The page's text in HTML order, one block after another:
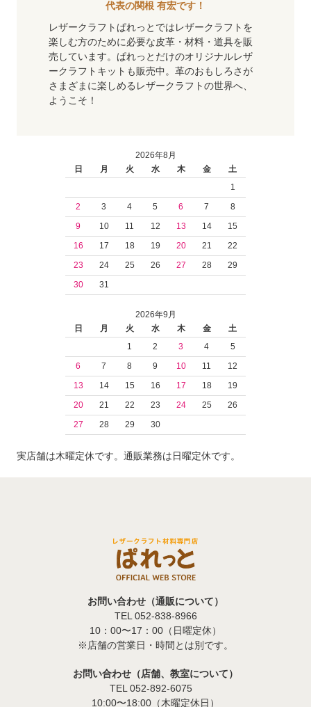
代表の関根 有宏です！
レザークラフトぱれっとではレザークラフトを
楽しむ方のために必要な皮革・材料・道具を販
売しています。ぱれっとだけのオリジナルレザ
ークラフトキットも販売中。革のおもしろさが
さまざまに楽しめるレザークラフトの世界へ、
ようこそ！
2026年8月
日
月 火 水 木 金
土
1
2
3 4 5 6 7
8
9
10 11 12 13 14
15
16
17 18 19 20 21
22
23
24 25 26 27 28
29
30
31
2026年9月
日
月 火 水 木 金
土
1
2 3 4
5
6
7 8 9 10 11
12
13
14 15 16 17 18
19
20
21 22 23 24 25
26
27
28 29 30
実店舗は木曜定休です。通販業務は日曜定休です。
お問い合わせ（通販について）
TEL 052-838-8966
10：00〜17：00（日曜定休）
※店舗の営業日・時間とは別です。
お問い合わせ（店舗、教室について）
TEL 052-892-6075
10:00〜18:00（木曜定休日）